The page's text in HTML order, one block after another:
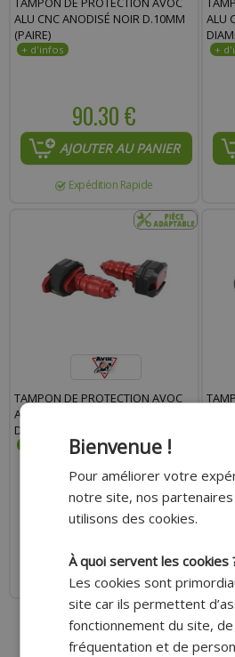
ALU CNC ANODISÉ NOIR D.10MM
(PAIRE)
90.30 €
AJOUTER AU PANIER
Expédition Rapide
ALU
TAMPON DE PROTECTION AVOC
ALU CNC ANODISÉ ROUGE-NOIR
DIAMÈTRE 10MM
88.10 €
Expédition Rapide
Commentaire :
Bienvenue !
Pour améliorer votre
notre site, nos
utilisons des cookies.
À quoi servent les cookies
Les cookies sont
site car ils permettent
fonctionnement du site,
fréquentation et de